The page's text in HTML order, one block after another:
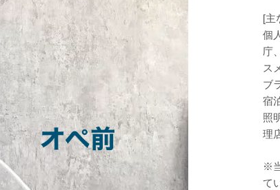
[主
個
庁
ス
ブ
宿
照
理
※
て